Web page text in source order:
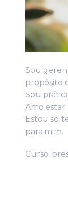
Sou
propósito
Sou
Amo estar
Estou
para mim.
Curso: